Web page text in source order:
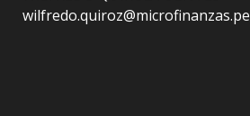
wilfredo.quiroz@microfinanzas.pe